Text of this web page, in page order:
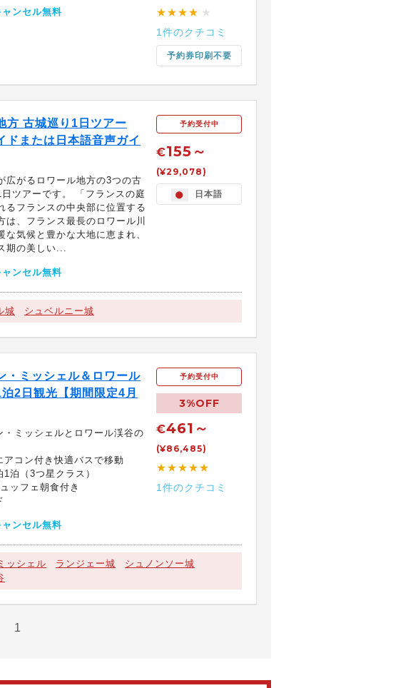
ンセル無料 ★★★★ ★
1件のクチコミ
予約券印刷不要
方 古城巡り1日ツアー
ドまたは日本語音声ガイ
広がるロワール地方の3つの古
ツアーです。 「フランスの庭
るフランスの中央部に位置する
は、フランス最長のロワール川
な気候と豊かな大地に恵まれ、
期の美しい...
ンセル無料
予約受付中
€155～
(¥29,078)
日本語
城 シュベルニー城
・ミッシェル＆ロワール
2日観光【期間限定4月
・ミッシェルとロワール渓谷の
アコン付き快適バスで移動
泊（3つ星クラス）
ッフェ朝食付き
ンセル無料
予約受付中
3%OFF
€461～
(¥86,485)
★★★★★
1件のクチコミ
ッシェル ランジェー城
シュノンソー城
1